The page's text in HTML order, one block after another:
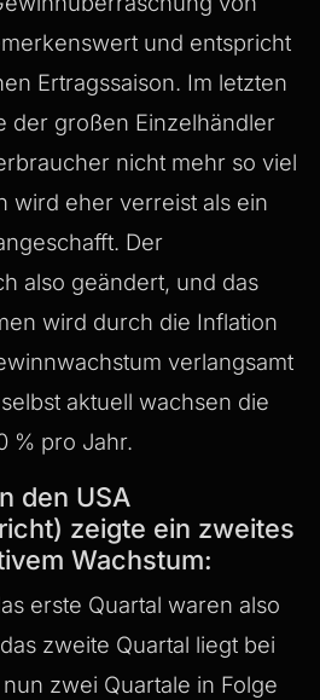
und entspricht
Ertragssaison. Im letzten
der großen Einzelhändler
nicht mehr so viel
wird eher verreist als ein
Der
also geändert, und das
wird durch die Inflation
verlangsamt
aktuell wachsen die
% pro Jahr.
den USA
zeigte ein zweites
Wachstum:
erste Quartal waren also
zweite Quartal liegt bei
zwei Quartale in Folge